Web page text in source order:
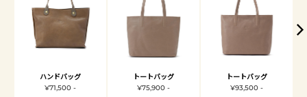
ハンドバッグ
¥71,500 -
トートバッグ
¥75,900 -
トートバッグ
¥93,500 -